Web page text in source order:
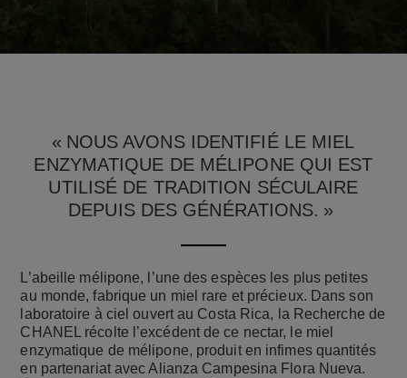
« NOUS AVONS IDENTIFIÉ LE MIEL
ENZYMATIQUE DE MÉLIPONE QUI EST
UTILISÉ DE TRADITION SÉCULAIRE
DEPUIS DES GÉNÉRATIONS. »
L’abeille mélipone, l’une des espèces les plus petites
au monde, fabrique un miel rare et précieux. Dans son
laboratoire à ciel ouvert au Costa Rica, la Recherche de
CHANEL récolte l’excédent de ce nectar, le miel
enzymatique de mélipone, produit en infimes quantités
en partenariat avec Alianza Campesina Flora Nueva.